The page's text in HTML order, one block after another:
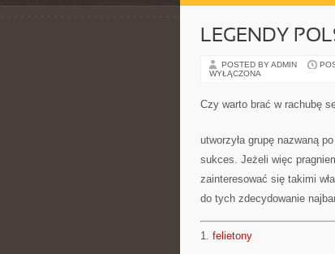
LEGENDY
POSTED BY ADMIN
WYŁĄCZONA
Czy warto brać w rachubę
utworzyła grupę nazwaną
sukces. Jeżeli więc
zainteresować się takimi
do tych zdecydowanie
1. felietony